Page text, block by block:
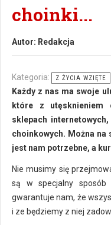
choinki...
Autor: Redakcja
Kategoria: Z ŻYCIA WZIĘTE
Każdy z nas ma swoje
które z utęsknieniem
sklepach
choinkowych. Można na
jest nam potrzebne, a
Nie musimy się
są w specjalny sposób
gwarantuje nam, że
i ze będziemy z niej